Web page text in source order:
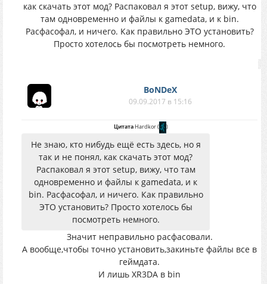
как скачать этот мод? Распаковал я этот setup, вижу, что
там одновременно и файлы к gamedata, и к bin.
Расфасофал, и ничего. Как правильно ЭТО установить?
Просто хотелось бы посмотреть немного.
BoNDeX
09.09.2017 в 15:16
ЦитатаHardkor( )
Не знаю, кто нибудь ещё есть здесь, но я
так и не понял, как скачать этот мод?
Распаковал я этот setup, вижу, что там
одновременно и файлы к gamedata, и к
bin. Расфасофал, и ничего. Как правильно
ЭТО установить? Просто хотелось бы
посмотреть немного.
Значит неправильно расфасовали.
А вообще,чтобы точно установить,закиньте файлы все в
геймдата.
И лишь XR3DA в bin